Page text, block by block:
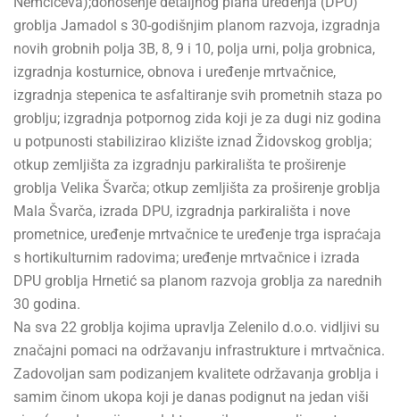
groblja Jamadol s 30-godišnjim planom razvoja, izgradnja
novih grobnih polja 3B, 8, 9 i 10, polja urni, polja grobnica,
izgradnja kosturnice, obnova i uređenje mrtvačnice,
izgradnja stepenica te asfaltiranje svih prometnih staza po
groblju; izgradnja potpornog zida koji je za dugi niz godina
u potpunosti stabilizirao klizište iznad Židovskog groblja;
otkup zemljišta za izgradnju parkirališta te proširenje
groblja Velika Švarča; otkup zemljišta za proširenje groblja
Mala Švarča, izrada DPU, izgradnja parkirališta i nove
prometnice, uređenje mrtvačnice te uređenje trga ispraćaja
s hortikulturnim radovima; uređenje mrtvačnice i izrada
DPU groblja Hrnetić sa planom razvoja groblja za narednih
30 godina.
Na sva 22 groblja kojima upravlja Zelenilo d.o.o. vidljivi su
značajni pomaci na održavanju infrastrukture i mrtvačnica.
Zadovoljan sam podizanjem kvalitete održavanja groblja i
samim činom ukopa koji je danas podignut na jedan viši